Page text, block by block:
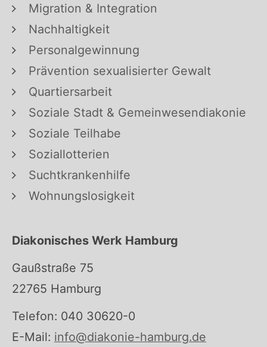
Migration & Integration
Nachhaltigkeit
Personalgewinnung
Prävention sexualisierter Gewalt
Quartiersarbeit
Soziale Stadt & Gemeinwesendiakonie
Soziale Teilhabe
Soziallotterien
Suchtkrankenhilfe
Wohnungslosigkeit
Diakonisches Werk Hamburg
Gaußstraße 75
22765 Hamburg
Telefon: 040 30620-0
E-Mail: info@diakonie-hamburg.de